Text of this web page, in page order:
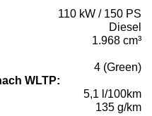
110 kW / 150 PS
Diesel
1.968 cm³
4 (Green)
WLTP:
5,1 l/100km
135 g/km